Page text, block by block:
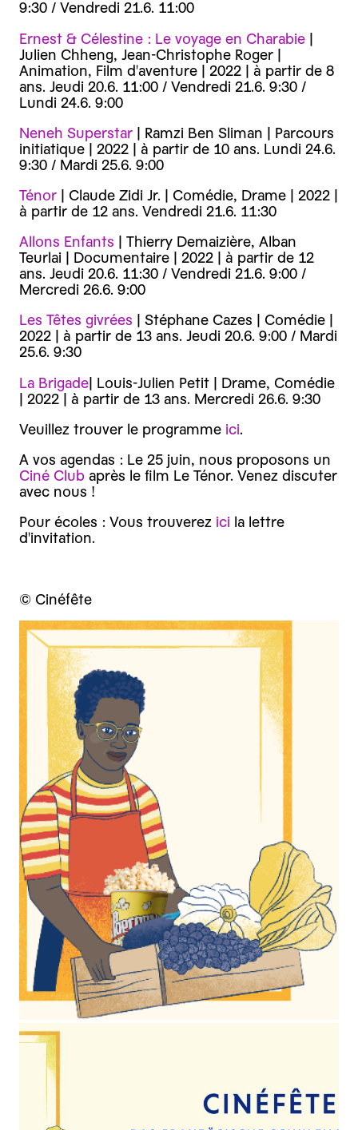
9:30 / Vendredi 21.6. 11:00
E rnest & Célestine : Le voyage en Charabie |
Julien Chheng, Jean-Christophe Roger |
Animation, Film d'aventure | 2022 | à partir de 8
ans. Jeudi 20.6. 11:00 / Vendredi 21.6. 9:30 /
Lundi 24.6. 9:00
Neneh Superstar | Ramzi Ben Sliman | Parcours
initiatique | 2022 | à partir de 10 ans. Lundi 24.6.
9:30 / Mardi 25.6. 9:00
T énor | Claude Zidi Jr. | Comédie, Drame | 2022 |
à partir de 12 ans. Vendredi 21.6. 11:30
A llons Enfants | Thierry Demaizière, Alban
Teurlai | Documentaire | 2022 | à partir de 12
ans. Jeudi 20.6. 11:30 / Vendredi 21.6. 9:00 /
Mercredi 26.6. 9:00
L es Têtes givrées | Stéphane Cazes | Comédie |
2022 | à partir de 13 ans. Jeudi 20.6. 9:00 / Mardi
25.6. 9:30
L a Brigade| Louis-Julien Petit | Drame, Comédie
| 2022 | à partir de 13 ans. Mercredi 26.6. 9:30
V euillez trouver le programme ici.
A vos agendas : Le 25 juin, nous proposons un
Ciné Club après le film Le Ténor. Venez discuter
avec nous !
P our écoles : Vous trouverez ici la lettre
d'invitation.
© Cinéfête